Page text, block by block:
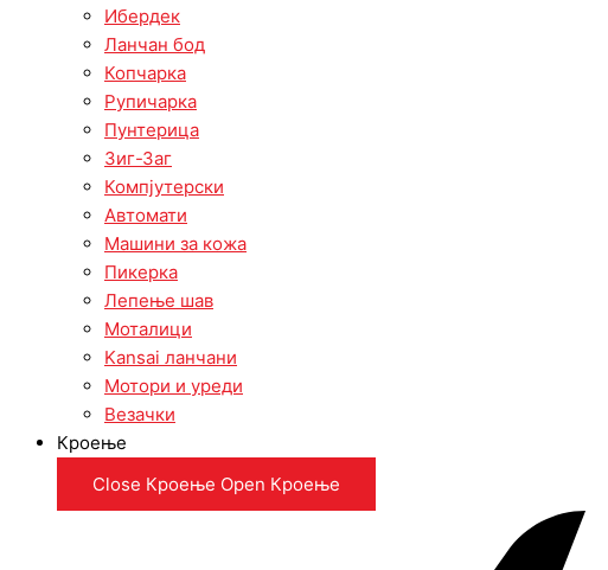
Ибердек
Ланчан бод
Копчарка
Рупичарка
Пунтерица
Зиг-Заг
Компјутерски
Автомати
Машини за кожа
Пикерка
Лепење шав
Моталици
Kansai ланчани
Мотори и уреди
Везачки
Кроење
Close Кроење Open Кроење